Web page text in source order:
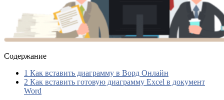
Содержание
1 Как вставить диаграмму в Ворд Онлайн
2 Как вставить готовую диаграмму Excel в документ
Word